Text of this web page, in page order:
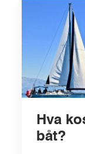
Hva
båt?